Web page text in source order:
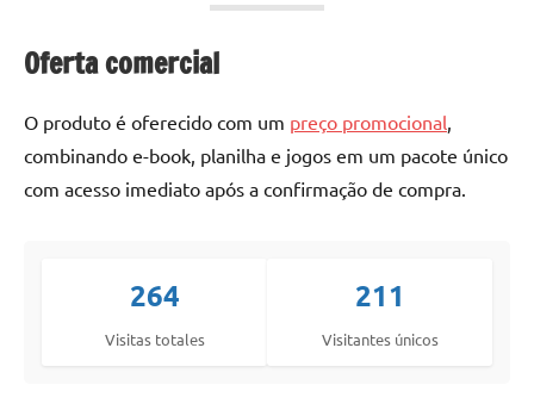
Oferta comercial
O produto é oferecido com um preço promocional
combinando e-book, planilha e jogos em um pacote único
com acesso imediato após a confirmação de compra.
264
Visitas totales
211
Visitantes únicos